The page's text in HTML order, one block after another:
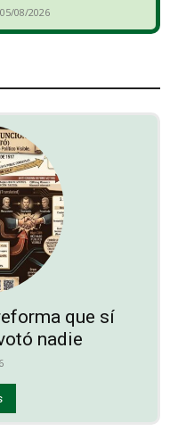
05/08/2026
que sí
nadie